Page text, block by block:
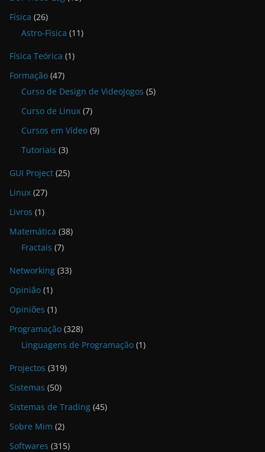
Física (26)
Astro-Física (11)
Física Teórica (1)
Formação (47)
Curso de Design de VideoJogos (5)
Curso de Linux (7)
Cursos em Vídeo (9)
Tutoriais (3)
GUI Project (25)
Linux (27)
Livros (1)
Matemática (38)
Fractais (7)
Networking (33)
Opinião (1)
Opiniões (1)
Programação (328)
Linguagens de Programação (1)
Projectos (319)
Sistemas (50)
Sistemas de Trading (45)
Sobre Mim (2)
Softwares (315)